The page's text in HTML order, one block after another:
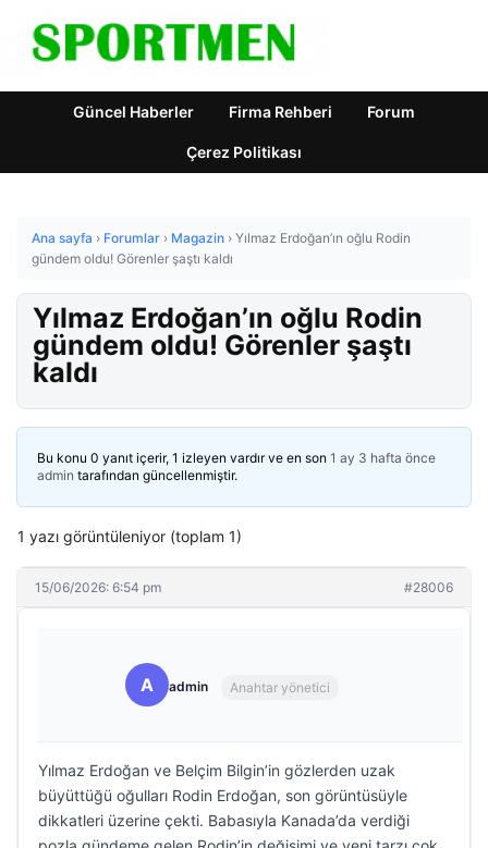
Güncel Haberler Firma Rehberi Forum
Çerez Politikası
Ana sayfa › Forumlar › Magazin › Yılmaz Erdoğan’ın oğlu Rodin
gündem oldu! Görenler şaştı kaldı
Yılmaz Erdoğan’ın oğlu Rodin
gündem oldu! Görenler şaştı
kaldı
Bu konu 0 yanıt içerir, 1 izleyen vardır ve en son 1 ay 3 hafta önce
admin tarafından güncellenmiştir.
1 yazı görüntüleniyor (toplam 1)
15/06/2026: 6:54 pm #28006
A admin Anahtar yönetici
Yılmaz Erdoğan ve Belçim Bilgin’in gözlerden uzak
büyüttüğü oğulları Rodin Erdoğan, son görüntüsüyle
dikkatleri üzerine çekti. Babasıyla Kanada’da verdiği